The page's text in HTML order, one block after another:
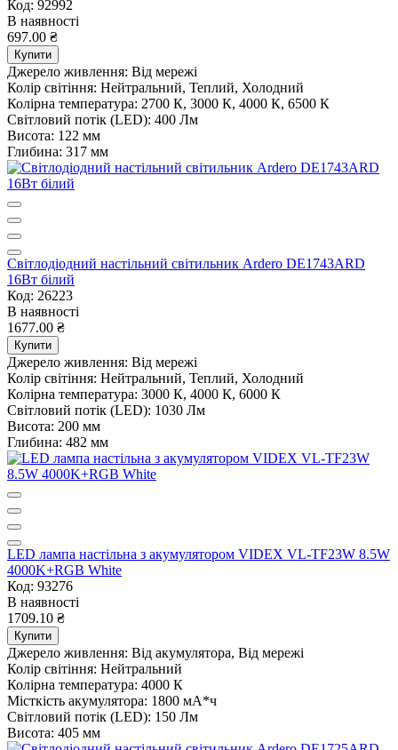
Код: 92992
В наявності
697.00 ₴
Купити
Джерело живлення: Від мережі
Колір світіння: Нейтральний, Теплий, Холодний
Колірна температура: 2700 К, 3000 К, 4000 К, 6500 К
Світловий потік (LED): 400 Лм
Висота: 122 мм
Глибина: 317 мм
Світлодіодний настільний світильник Ardero DE1743ARD
16Вт білий
Код: 26223
В наявності
1677.00 ₴
Купити
Джерело живлення: Від мережі
Колір світіння: Нейтральний, Теплий, Холодний
Колірна температура: 3000 К, 4000 К, 6000 К
Світловий потік (LED): 1030 Лм
Висота: 200 мм
Глибина: 482 мм
LED лампа настiльна з акумулятором VIDEX VL-TF23W 8.5W
4000K+RGB White
Код: 93276
В наявності
1709.10 ₴
Купити
Джерело живлення: Від акумулятора, Від мережі
Колір світіння: Нейтральний
Колірна температура: 4000 К
Місткість акумулятора: 1800 мА*ч
Світловий потік (LED): 150 Лм
Висота: 405 мм